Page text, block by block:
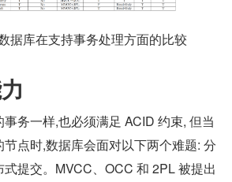
据库在支持事务处理方面的比较
务一样,也必须满足 ACID 约束, 但当
点时,数据库会面对以下两个难题: 分
提交。MVCC、OCC 和 2PL 被提出